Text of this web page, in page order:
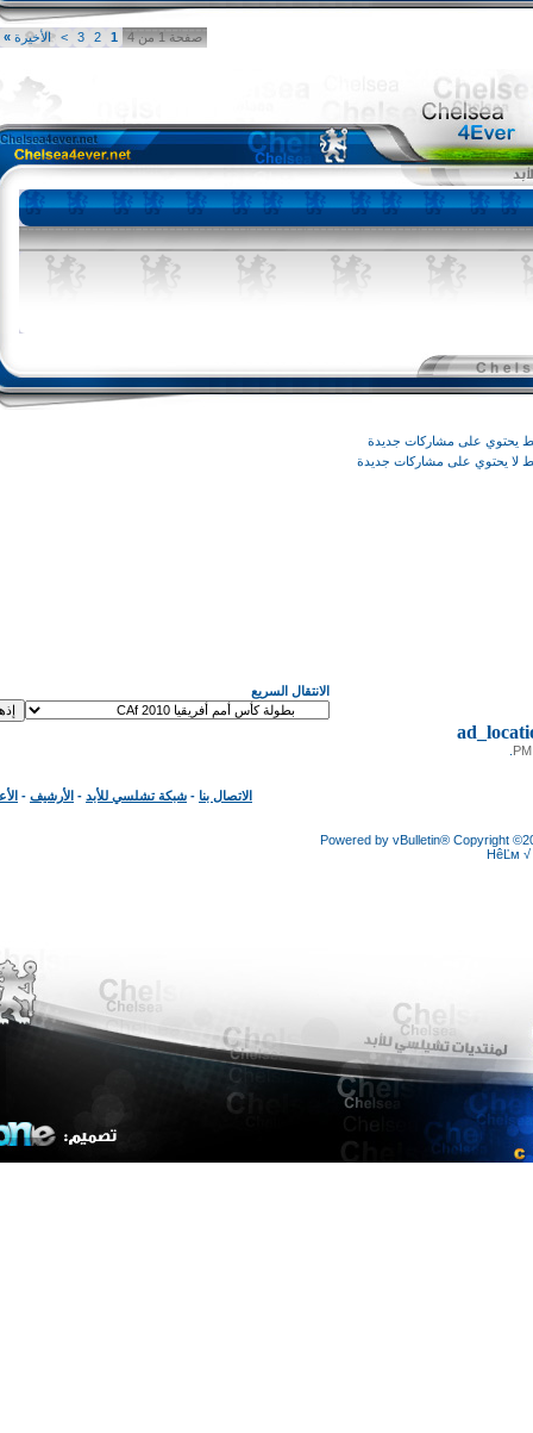
صفحة 1 من 4 1
2 الأخيرة»
على مشاركات جديدة
على مشاركات جديدة
الانتقال السريع
الاتصال بنا- شبكة تشلسي للأبد -الأرشيف-الأعلى
Powered by vBulletin®